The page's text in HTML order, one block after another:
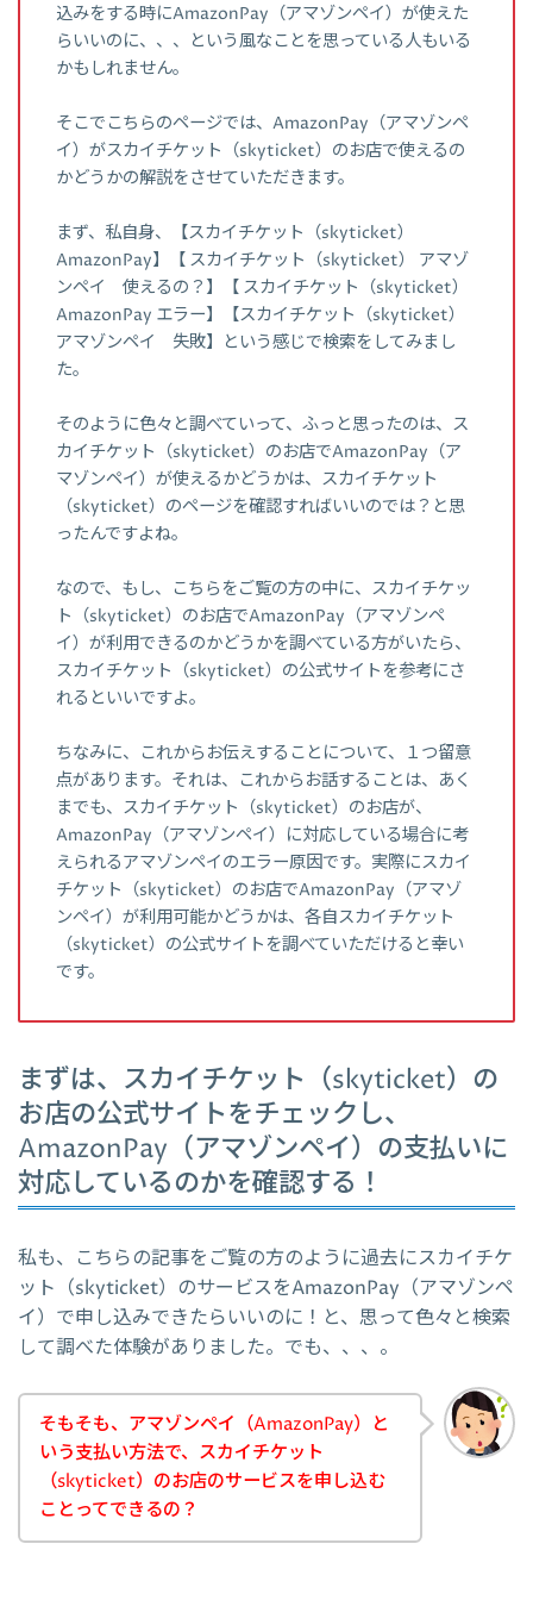
込みをする時にAmazonPay（アマゾンペイ）が使えた
らいいのに、、、という風なことを思っている人もいる
かもしれません。
そこでこちらのページでは、AmazonPay（アマゾンペ
イ）がスカイチケット（skyticket）のお店で使えるの
かどうかの解説をさせていただきます。
まず、私自身、【スカイチケット（skyticket）
AmazonPay】【 スカイチケット（skyticket） アマゾ
ンペイ 使えるの？】【 スカイチケット（skyticket）
AmazonPay エラー】【スカイチケット（skyticket）
アマゾンペイ 失敗】という感じで検索をしてみまし
た。
そのように色々と調べていって、ふっと思ったのは、ス
カイチケット（skyticket）のお店でAmazonPay（ア
マゾンペイ）が使えるかどうかは、スカイチケット
（skyticket）のページを確認すればいいのでは？と思
ったんですよね。
なので、もし、こちらをご覧の方の中に、スカイチケッ
ト（skyticket）のお店でAmazonPay（アマゾンペ
イ）が利用できるのかどうかを調べている方がいたら、
スカイチケット（skyticket）の公式サイトを参考にさ
れるといいですよ。
ちなみに、これからお伝えすることについて、１つ留意
点があります。それは、これからお話することは、あく
までも、スカイチケット（skyticket）のお店が、
AmazonPay（アマゾンペイ）に対応している場合に考
えられるアマゾンペイのエラー原因です。実際にスカイ
チケット（skyticket）のお店でAmazonPay（アマゾ
ンペイ）が利用可能かどうかは、各自スカイチケット
（skyticket）の公式サイトを調べていただけると幸い
です。
まずは、スカイチケット（skyticket）の
お店の公式サイトをチェックし、
AmazonPay（アマゾンペイ）の支払いに
対応しているのかを確認する！
私も、こちらの記事をご覧の方のように過去にスカイチケ
ット（skyticket）のサービスをAmazonPay（アマゾンペ
イ）で申し込みできたらいいのに！と、思って色々と検索
して調べた体験がありました。でも、、、。
そもそも、アマゾンペイ（AmazonPay）と
いう支払い方法で、スカイチケット
（skyticket）のお店のサービスを申し込む
ことってできるの？